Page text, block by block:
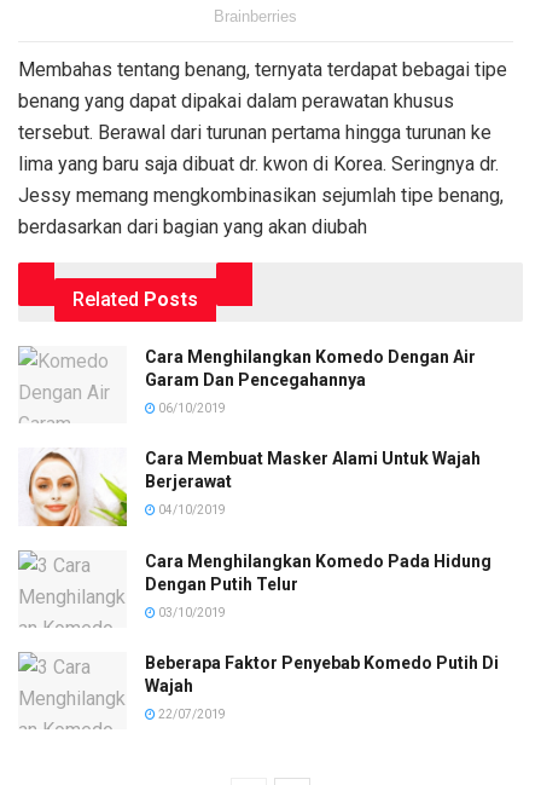
Membahas tentang benang, ternyata terdapat bebagai tipe
benang yang dapat dipakai dalam perawatan khusus
tersebut. Berawal dari turunan pertama hingga turunan ke
lima yang baru saja dibuat dr. kwon di Korea. Seringnya dr.
Jessy memang mengkombinasikan sejumlah tipe benang,
berdasarkan dari bagian yang akan diubah
Related Posts
Cara Menghilangkan Komedo Dengan Air
Garam Dan Pencegahannya
06/10/2019
Cara Membuat Masker Alami Untuk Wajah
Berjerawat
04/10/2019
Cara Menghilangkan Komedo Pada Hidung
Dengan Putih Telur
03/10/2019
Beberapa Faktor Penyebab Komedo Putih Di
Wajah
22/07/2019